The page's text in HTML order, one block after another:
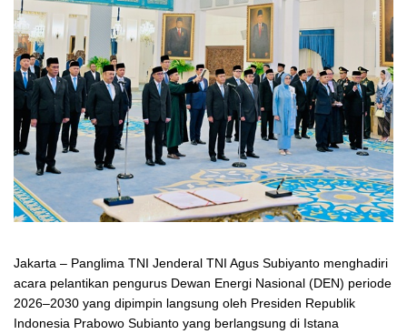
Jakarta – Panglima TNI Jenderal TNI Agus Subiyanto menghadiri
acara pelantikan pengurus Dewan Energi Nasional (DEN) periode
2026–2030 yang dipimpin langsung oleh Presiden Republik
Indonesia Prabowo Subianto yang berlangsung di Istana